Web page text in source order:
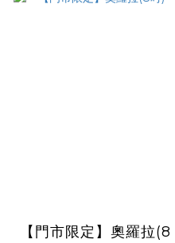
【門市限定】奧羅拉(8